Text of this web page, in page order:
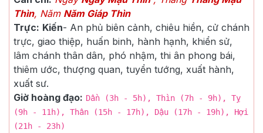
Thìn, Năm Năm Giáp Thìn
Trực: Kiến- An phủ biên cảnh, chiêu hiền, cử chánh
trực, giao thiệp, huấn binh, hành hạnh, khiển sử,
lâm chánh thân dân, phó nhậm, thi ân phong bái,
thiêm ước, thượng quan, tuyển tướng, xuất hành,
xuất sư.
Giờ hoàng đạo: Dần (3h - 5h), Thìn (7h - 9h), Tỵ
(9h - 11h), Thân (15h - 17h), Dậu (17h - 19h), Hợi
(21h - 23h)